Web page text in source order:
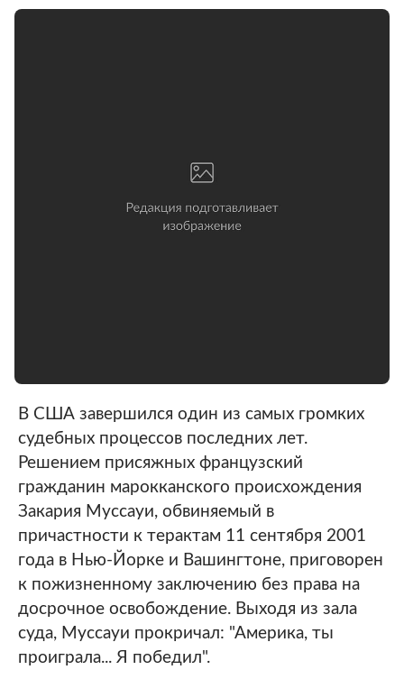
В США завершился один из самых громких
судебных процессов последних лет.
Решением присяжных французский
гражданин марокканского происхождения
Закария Муссауи, обвиняемый в
причастности к терактам 11 сентября 2001
года в Нью-Йорке и Вашингтоне, приговорен
к пожизненному заключению без права на
досрочное освобождение. Выходя из зала
суда, Муссауи прокричал: "Америка, ты
проиграла... Я победил".